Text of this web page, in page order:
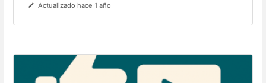
Actualizado hace 1 año